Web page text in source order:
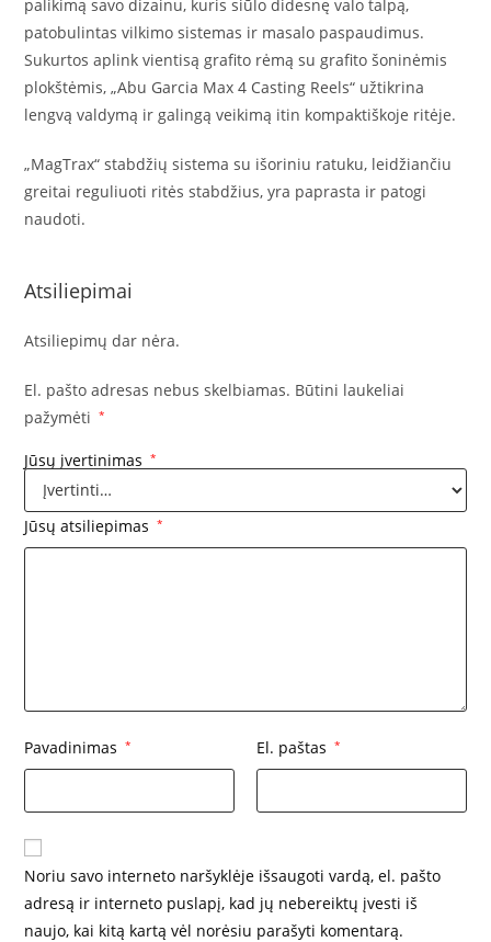
palikimą savo dizainu, kuris siūlo didesnę valo talpą,
patobulintas vilkimo sistemas ir masalo paspaudimus.
Sukurtos aplink vientisą grafito rėmą su grafito šoninėmis
plokštėmis, „Abu Garcia Max 4 Casting Reels“ užtikrina
lengvą valdymą ir galingą veikimą itin kompaktiškoje ritėje.
„MagTrax“ stabdžių sistema su išoriniu ratuku, leidžiančiu
greitai reguliuoti ritės stabdžius, yra paprasta ir patogi
naudoti.
Atsiliepimai
Atsiliepimų dar nėra.
El. pašto adresas nebus skelbiamas. Būtini laukeliai
pažymėti
*
Jūsų įvertinimas *
Jūsų atsiliepimas *
Pavadinimas * El. paštas *
Noriu savo interneto naršyklėje išsaugoti vardą, el. pašto
adresą ir interneto puslapį, kad jų nebereiktų įvesti iš
naujo, kai kitą kartą vėl norėsiu parašyti komentarą.